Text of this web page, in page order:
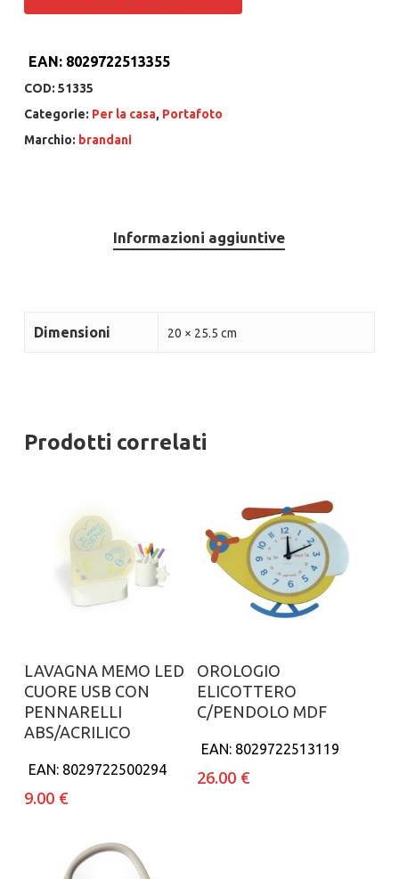
EAN: 8029722513355
COD: 51335
Categorie: Per la casa, Portafoto
Marchio: brandani
Informazioni aggiuntive
Dimensioni 20 × 25.5 cm
Prodotti correlati
Aggiungi al carrello
LAVAGNA MEMO LED
CUORE USB CON
PENNARELLI
ABS/ACRILICO
EAN: 8029722500294
9.00 €
Aggiungi al carrello
OROLOGIO
ELICOTTERO
C/PENDOLO MDF
EAN: 8029722513119
26.00 €